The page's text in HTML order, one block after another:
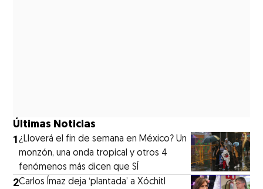
Últimas Noticias
1¿Lloverá el fin de semana en México? Un
monzón, una onda tropical y otros 4
fenómenos más dicen que SÍ
2Carlos Ímaz deja ‘plantada’ a Xóchitl